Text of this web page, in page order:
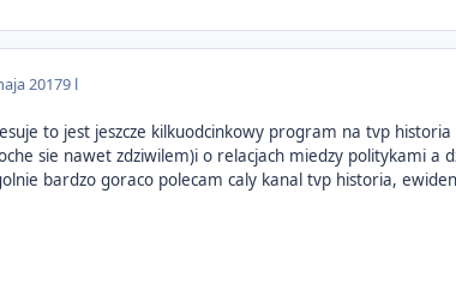
20179 l
to jest jeszcze kilkuodcinkowy program na tvp
sie nawet zdziwilem)i o relacjach miedzy politykami a
bardzo goraco polecam caly kanal tvp historia,